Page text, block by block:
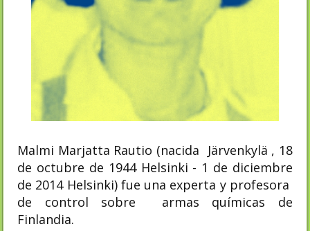
Malmi Marjatta Rautio (nacida Järvenkylä , 18
de octubre de 1944 Helsinki - 1 de diciembre
de 2014 Helsinki) fue una experta y profesora
de control sobre armas químicas de
Finlandia.